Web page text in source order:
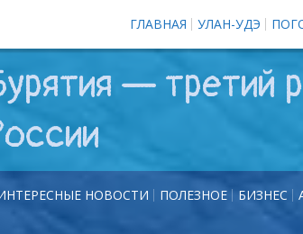
ГЛАВНАЯ УЛАН-УДЭ
— третий
НОВОСТИ ПОЛЕЗНОЕ БИЗНЕС